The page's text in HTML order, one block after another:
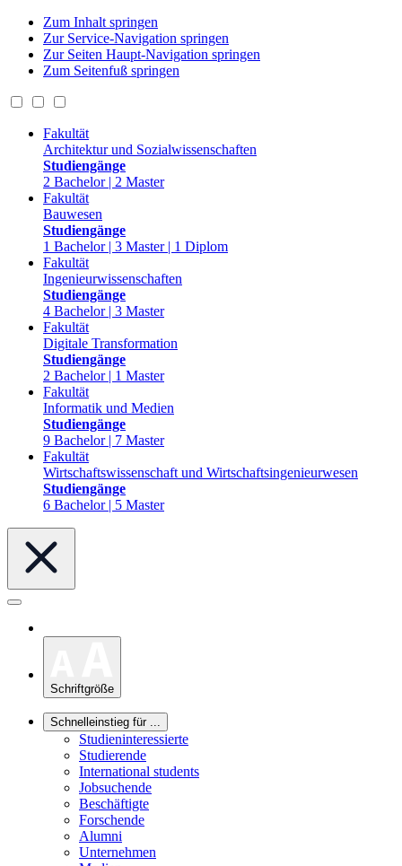
Zum Inhalt springen
Zur Service-Navigation springen
Zur Seiten Haupt-Navigation springen
Zum Seitenfuß springen
Fakultät
Architektur und Sozialwissenschaften
Studiengänge
2 Bachelor | 2 Master
Fakultät
Bauwesen
Studiengänge
1 Bachelor | 3 Master | 1 Diplom
Fakultät
Ingenieurwissenschaften
Studiengänge
4 Bachelor | 3 Master
Fakultät
Digitale Transformation
Studiengänge
2 Bachelor | 1 Master
Fakultät
Informatik und Medien
Studiengänge
9 Bachelor | 7 Master
Fakultät
Wirtschaftswissenschaft und Wirtschaftsingenieurwesen
Studiengänge
6 Bachelor | 5 Master
Schriftgröße
Schnelleinstieg für ...
Studieninteressierte
Studierende
International students
Jobsuchende
Beschäftigte
Forschende
Alumni
Unternehmen